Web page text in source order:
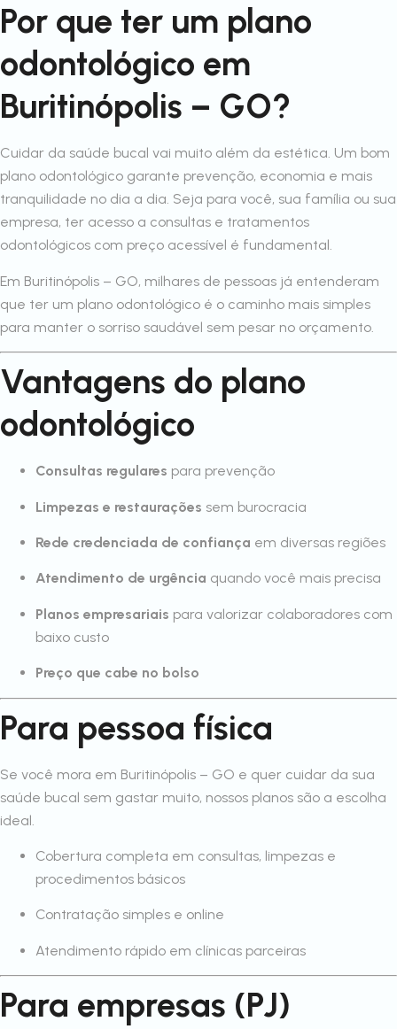
Por que ter um plano
odontológico em
Buritinópolis – GO?
Cuidar da saúde bucal vai muito além da estética. Um bom
plano odontológico garante prevenção, economia e mais
tranquilidade no dia a dia. Seja para você, sua família ou sua
empresa, ter acesso a consultas e tratamentos
odontológicos com preço acessível é fundamental.
Em Buritinópolis – GO, milhares de pessoas já entenderam
que ter um plano odontológico é o caminho mais simples
para manter o sorriso saudável sem pesar no orçamento.
Vantagens do plano
odontológico
Consultas regulares para prevenção
Limpezas e restaurações sem burocracia
Rede credenciada de confiança em diversas regiões
Atendimento de urgência quando você mais precisa
Planos empresariais para valorizar colaboradores com
baixo custo
Preço que cabe no bolso
Para pessoa física
Se você mora em Buritinópolis – GO e quer cuidar da sua
saúde bucal sem gastar muito, nossos planos são a escolha
ideal.
Cobertura completa em consultas, limpezas e
procedimentos básicos
Contratação simples e online
Atendimento rápido em clínicas parceiras
Para empresas (PJ)